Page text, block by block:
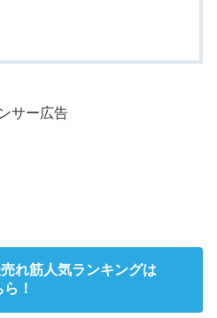
サー広告
れ筋人気ランキングは
ら！